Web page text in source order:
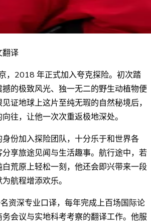
翻译
，2018 年正式加入夸克探险。初次踏
的极致风光、独一无二的野生动植物便
证地球上这片至纯无瑕的自然秘境后，
往，让他一次次重返极地深处。
份加入探险团队，十分乐于和世界各
享旅途见闻与生活趣事。航行途中，若
荒原上轻松一刻，他还会即兴带来一段
航程增添欢乐。
资深专业口译，每年完成上百场国际论
会议与实地科考考察的翻译工作。他服